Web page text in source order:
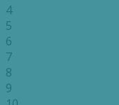
4
5
6
7
8
9